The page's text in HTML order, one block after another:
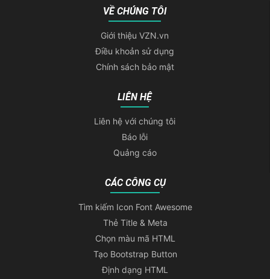
VỀ CHÚNG TÔI
Giới thiệu VZN.vn
Điều khoản sử dụng
Chính sách bảo mật
LIÊN HỆ
Liên hệ với chúng tôi
Báo lỗi
Quảng cáo
CÁC CÔNG CỤ
Tìm kiếm Icon Font Awesome
Thẻ Title & Meta
Chọn màu mã HTML
Tạo Bootstrap Button
Định dạng HTML